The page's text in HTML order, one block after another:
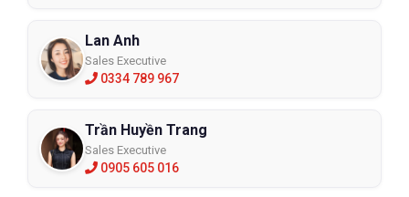
Lan Anh
Sales Executive
0334 789 967
Trần Huyền Trang
Sales Executive
0905 605 016